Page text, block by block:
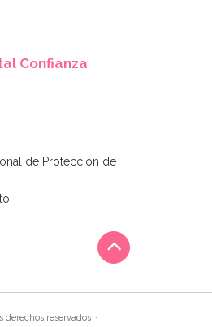
Confianza
de Protección de
derechos reservados